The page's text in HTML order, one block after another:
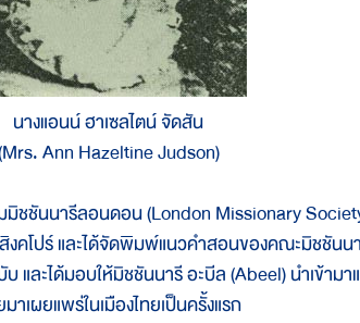
นางแอนน์ ฮาเซลไตน์ จัดสัน
Ann Hazeltine Judson)
นารีลอนดอน (London Missionary
งคโปร์ และได้จัดพิมพ์แนวคำสอนของคณะมิชชัน
ะได้มอบให้มิชชันนารี อะบีล (Abeel) นำเข้ามา
ผยแพร่ในเมืองไทยเป็นครั้งแรก